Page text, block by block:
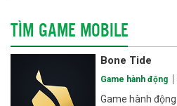
TÌM GAME MOBILE
Bone Tide
Game hành động
Game hành